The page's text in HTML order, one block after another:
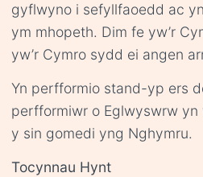
gyflwyno i sefyllfaoedd ac
ym mhopeth. Dim fe yw’r
yw’r Cymro sydd ei angen
Yn perfformio stand-yp ers
perfformiwr o Eglwyswrw
y sin gomedi yng Nghymru.
Tocynnau Hynt